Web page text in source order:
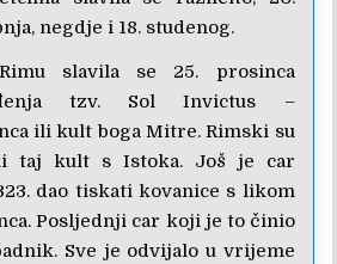
negdje i 18. studenog.
slavila se 25. prosinca
tzv. Sol Invictus –
ili kult boga Mitre. Rimski su
taj kult s Istoka. Još je car
dao tiskati kovanice s likom
Posljednji car koji je to činio
Sve je odvijalo u vrijeme